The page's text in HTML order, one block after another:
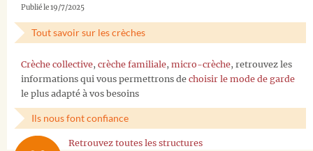
Publié le 19/7/2025
Tout savoir sur les crèches
Crèche collective, crèche familiale, micro-crèche, retrouvez les
informations qui vous permettrons de choisir le mode de garde
le plus adapté à vos besoins
Ils nous font confiance
Retrouvez toutes les structures